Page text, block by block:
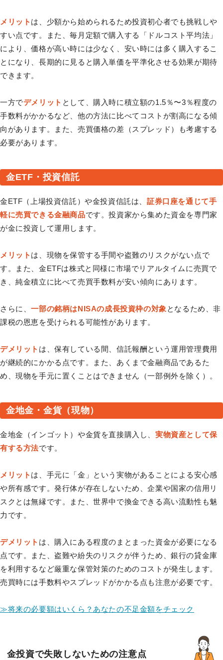
メリット は、少額から始められるため投資初心者でも挑戦しや
すい点です。また、毎月定額で購入する「ドルコスト平均法」
により、価格が高い時には少なく、安い時には多く購入するこ
とになり、長期的に見ると購入単価を平準化させる効果が期待
できます。
一方でデメリット として、購入時に積立額の1.5％〜3％程度の
手数料がかかるなど、他の方法に比べてコストが割高になる傾
向があります。また、売買価格の差（スプレッド）も考慮する
必要があります。
金ETF・投資信託
金ETF（上場投資信託）や金投資信託は、証券口座を通じて手
軽に売買できる金融商品です。投資家から集めた資金を専門家
が金に投資して運用します。
メリット は、現物を保管する手間や盗難のリスクがない点で
す。また、金ETFは株式と同様に市場でリアルタイムに売買で
き、純金積立に比べて売買手数料が安い傾向にあります。
さらに、一部の銘柄はNISAの成長投資枠の対象 となるため、非
課税の恩恵を受けられる可能性があります。
デメリット は、保有している間、信託報酬という運用管理費用
が継続的にかかる点です。また、あくまで金融商品であるた
め、現物を手元に置くことはできません（一部例外を除く）。
金地金・金貨（現物）
金地金（インゴット）や金貨を直接購入し、実物資産として保
有する方法です。
メリット は、手元に「金」という実物があることによる安心感
や所有感です。発行体が存在しないため、企業や国家の信用リ
スクとは無縁です。また、世界中で換金できる高い流動性も魅
力です。
デメリット は、購入にある程度のまとまった資金が必要になる
点です。また、盗難や紛失のリスクが伴うため、銀行の貸金庫
を利用するなど厳重な保管対策のためのコストが発生します。
売買時には手数料やスプレッドがかかる点も注意が必要です。
≫将来の必要額はいくら？あなたの不足金額をチェック
金投資で失敗しないための注意点